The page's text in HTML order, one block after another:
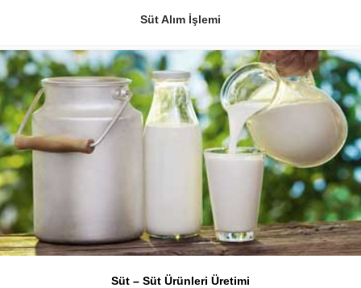
Süt Alım İşlemi
Süt – Süt Ürünleri Üretimi